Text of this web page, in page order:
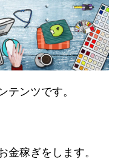
テンツです。
金稼ぎをします。